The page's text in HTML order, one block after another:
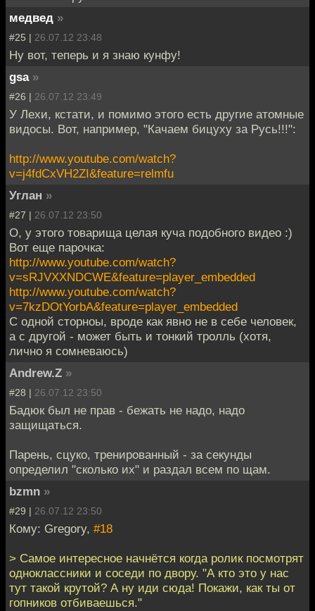
медвед »
#25 | 26.07.12 23:48
Ну вот, теперь и я знаю кунфу!
gsa »
#26 | 26.07.12 23:49
У Лехи, кстати, и помимо этого есть другие атомные
видосы. Вот, например, "Качаем бицуху за Русь!!!":
http://www.youtube.com/watch?
v=j4fdCxVH2ZI&feature=relmfu
Углан »
#27 | 26.07.12 23:50
О, у этого товарища целая куча подобного видео :)
Вот еще парочка:
http://www.youtube.com/watch?
v=sRJVXXNDCWE&feature=player_embedded
http://www.youtube.com/watch?
v=7kzDOtYorbA&feature=player_embedded
С одной сторноы, вроде как явно не в себе человек,
а с другой - может быть и тонкий тролль (хотя,
лично я сомневаюсь)
Andrew.Z »
#28 | 26.07.12 23:50
Бадюк был не прав - бежать не надо, надо
защищаться.
Парень, сцуко, тренированный - за секунды
определил "сколько их" и раздал всем по щам.
bzmn »
#29 | 26.07.12 23:50
Кому: Gregory, #18
> Самое интересное начнётся когда ролик посмотрят
одноклассники и соседи по двору. "А кто это у нас
тут такой крутой? А ну иди сюда! Покажи, как ты от
гопников отбиваешься."